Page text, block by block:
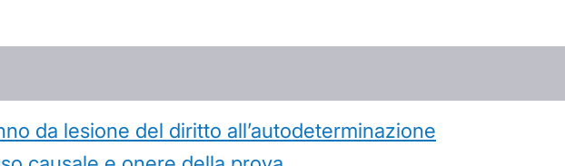
da lesione del diritto all’autodeterminazione